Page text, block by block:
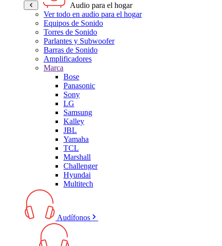
Audio para el hogar
Ver todo en audio para el hogar
Equipos de Sonido
Torres de Sonido
Parlantes y Subwoofer
Barras de Sonido
Amplificadores
Marca
Bose
Panasonic
Sony
LG
Samsung
Kalley
JBL
Yamaha
TCL
Marshall
Challenger
Hyundai
Multitech
Audífonos